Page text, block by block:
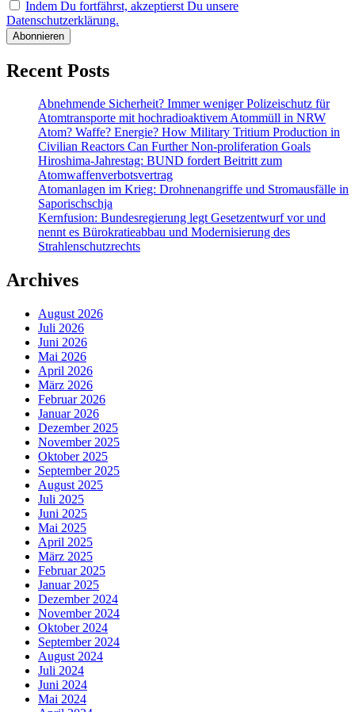
Indem Du fortfährst, akzeptierst Du unsere
Datenschutzerklärung.
Recent Posts
Abnehmende Sicherheit? Immer weniger Polizeischutz für
Atomtransporte mit hochradioaktivem Atommüll in NRW
Atom? Waffe? Energie? How Military Tritium Production in
Civilian Reactors Can Further Non-proliferation Goals
Hiroshima-Jahrestag: BUND fordert Beitritt zum
Atomwaffenverbotsvertrag
Atomanlagen im Krieg: Drohnenangriffe und Stromausfälle in
Saporischschja
Kernfusion: Bundesregierung legt Gesetzentwurf vor und
nennt es Bürokratieabbau und Modernisierung des
Strahlenschutzrechts
Archives
August 2026
Juli 2026
Juni 2026
Mai 2026
April 2026
März 2026
Februar 2026
Januar 2026
Dezember 2025
November 2025
Oktober 2025
September 2025
August 2025
Juli 2025
Juni 2025
Mai 2025
April 2025
März 2025
Februar 2025
Januar 2025
Dezember 2024
November 2024
Oktober 2024
September 2024
August 2024
Juli 2024
Juni 2024
Mai 2024